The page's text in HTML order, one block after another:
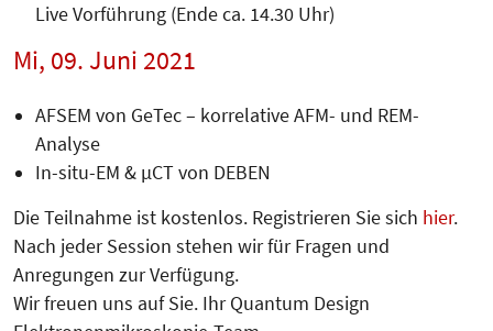
Live Vorführung (Ende ca. 14.30 Uhr)
Mi, 09. Juni 2021
AFSEM von GeTec – korrelative AFM- und REM-
Analyse
In-situ-EM & µCT von DEBEN
Die Teilnahme ist kostenlos. Registrieren Sie sich hier.
Nach jeder Session stehen wir für Fragen und
Anregungen zur Verfügung.
Wir freuen uns auf Sie. Ihr Quantum Design